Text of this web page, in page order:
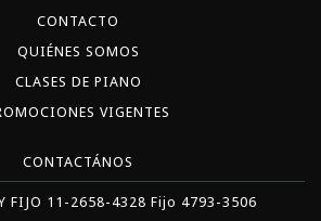
CONTACTO
QUIÉNES SOMOS
CLASES DE PIANO
VIGENTES
CONTACTÁNOS
Y FIJO 11-2658-4328 Fijo 4793-3506